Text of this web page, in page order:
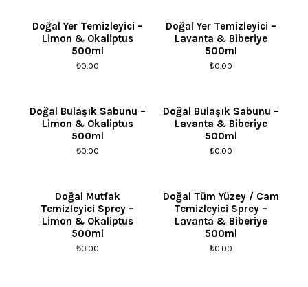
Doğal Yer Temizleyici –
Limon & Okaliptus
500ml
₺0.00
Doğal Yer Temizleyici –
Lavanta & Biberiye
500ml
₺0.00
Doğal Bulaşık Sabunu –
Limon & Okaliptus
500ml
₺0.00
Doğal Bulaşık Sabunu –
Lavanta & Biberiye
500ml
₺0.00
Doğal Mutfak
Temizleyici Sprey –
Limon & Okaliptus
500ml
₺0.00
Doğal Tüm Yüzey / Cam
Temizleyici Sprey –
Lavanta & Biberiye
500ml
₺0.00